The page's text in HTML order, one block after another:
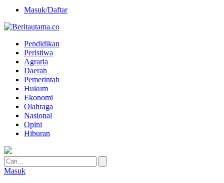
Masuk/Daftar
Pendidikan
Peristiwa
Agraria
Daerah
Pemerintah
Hukum
Ekonomi
Olahraga
Nasional
Opini
Hiburan
Masuk